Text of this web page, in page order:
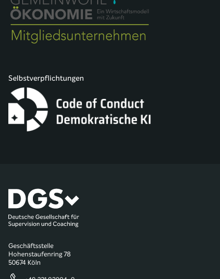
Selbstverpflichtungen
Geschäftsstelle
Hohenstaufenring 78
50674 Köln